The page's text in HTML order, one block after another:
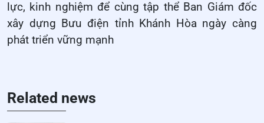
lực, kinh nghiệm để cùng tập thể Ban Giám đốc
xây dựng Bưu điện tỉnh Khánh Hòa ngày càng
phát triển vững mạnh
Related news